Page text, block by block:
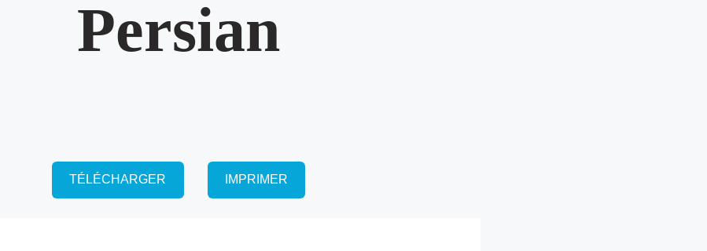
Persian
TÉLÉCHARGER IMPRIMER